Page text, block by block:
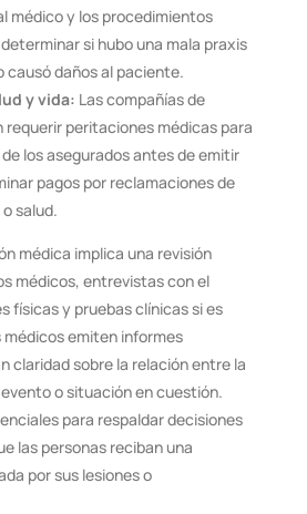
médico y los procedimientos
si hubo una mala praxis
causó daños al paciente.
y vida: Las compañías de
requerir peritaciones médicas para
los asegurados antes de emitir
pagos por reclamaciones de
salud.
médica implica una revisión
médicos, entrevistas con el
físicas y pruebas clínicas si es
emiten informes
claridad sobre la relación entre la
o situación en cuestión.
para respaldar decisiones
las personas reciban una
por sus lesiones o